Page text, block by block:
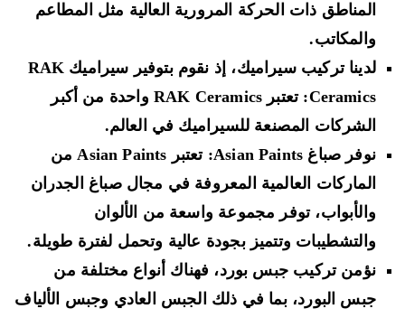
المناطق ذات الحركة المرورية العالية مثل المطاعم
والمكاتب.
لدينا تركيب سيراميك، إذ نقوم بتوفير سيراميك RAK
Ceramics: تعتبر RAK Ceramics واحدة من أكبر
الشركات المصنعة للسيراميك في العالم.
نوفر صباغ Asian Paints: تعتبر Asian Paints من
الماركات العالمية المعروفة في مجال صباغ الجدران
والأبواب، توفر مجموعة واسعة من الألوان
والتشطيبات وتتميز بجودة عالية وتحمل لفترة طويلة.
نؤمن تركيب جبس بورد، فهناك أنواع مختلفة من
جبس البورد، بما في ذلك الجبس العادي وجبس الألياف